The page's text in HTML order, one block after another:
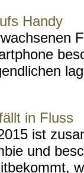
Handy
in Fluss
ist
und